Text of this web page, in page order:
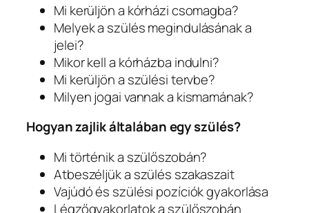
Mi kerüljön a kórházi csomagba?
Melyek a szülés megindulásának a
jelei?
Mikor kell a kórházba indulni?
Mi kerüljön a szülési tervbe?
Milyen jogai vannak a kismamának?
Hogyan zajlik általában egy szülés?
Mi történik a szülőszobán?
Atbeszéljük a szülés szakaszait
Vajúdó és szülési pozíciók gyakorlása
Légzőgyakorlatok a szülőszobán